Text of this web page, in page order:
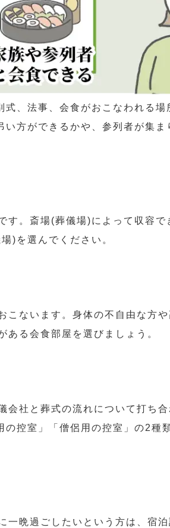
、法事、会食がおこなわれる場
方ができるかや、参列者が集ま
す。斎場(葬儀場)によって収容で
)を選んでください。
こないます。身体の不自由な方や
ある会食部屋を選びましょう。
会社と葬式の流れについて打ち合
控室」「僧侶用の控室」の2種
一晩過ごしたいという方は、宿